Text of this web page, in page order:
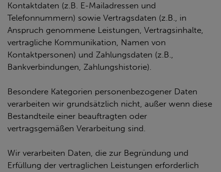
Kontaktdaten (z.B. E-Mailadressen und
Telefonnummern) sowie Vertragsdaten (z.B., in
Anspruch genommene Leistungen, Vertragsinhalte,
vertragliche Kommunikation, Namen von
Kontaktpersonen) und Zahlungsdaten (z.B.,
Bankverbindungen, Zahlungshistorie).
Besondere Kategorien personenbezogener Daten
verarbeiten wir grundsätzlich nicht, außer wenn diese
Bestandteile einer beauftragten oder
vertragsgemäßen Verarbeitung sind.
Wir verarbeiten Daten, die zur Begründung und
Erfüllung der vertraglichen Leistungen erforderlich